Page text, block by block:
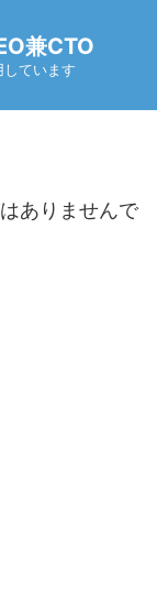
兼CTO
ています
ありませんで